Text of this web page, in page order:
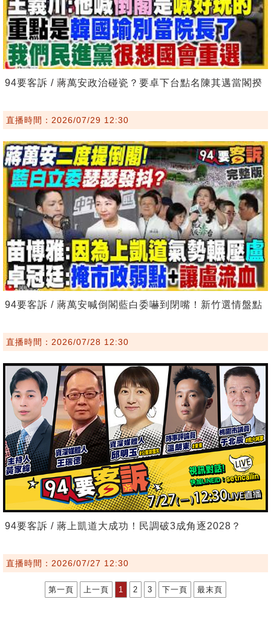
94要客訴 / 蔣萬安政治碰瓷？要卓下台點名陳其邁當閣揆
直播時間：2026/07/29 12:30
94要客訴 / 蔣萬安喊倒閣藍白委嚇到閉嘴！新竹選情盤點
直播時間：2026/07/28 12:30
94要客訴 / 蔣上凱道大成功！民調破3成角逐2028？
直播時間：2026/07/27 12:30
第一頁 上一頁 1 2 3 下一頁 最末頁